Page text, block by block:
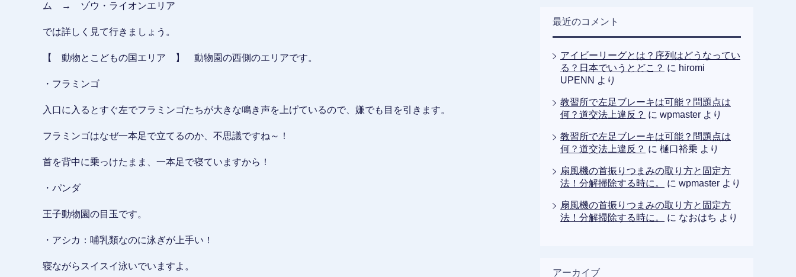
ム → ゾウ・ライオンエリア
では詳しく見て行きましょう。
【 動物とこどもの国エリア 】 動物園の西側のエリアです。
・フラミンゴ
入口に入るとすぐ左でフラミンゴたちが大きな鳴き声を上げているので、嫌でも目を引きます。
フラミンゴはなぜ一本足で立てるのか、不思議ですね～！
首を背中に乗っけたまま、一本足で寝ていますから！
・パンダ
王子動物園の目玉です。
・アシカ：哺乳類なのに泳ぎが上手い！
寝ながらスイスイ泳いでいますよ。
最近のコメント
アイビーリーグとは？序列はどうなってい
る？日本でいうとどこ？ に hiromi
UPENN より
教習所で左足ブレーキは可能？問題点は
何？道交法上違反？ に wpmaster より
教習所で左足ブレーキは可能？問題点は
何？道交法上違反？ に 樋口裕乗 より
扇風機の首振りつまみの取り方と固定方
法！分解掃除する時に。
に wpmaster より
扇風機の首振りつまみの取り方と固定方
法！分解掃除する時に。
に なおはち より
アーカイブ